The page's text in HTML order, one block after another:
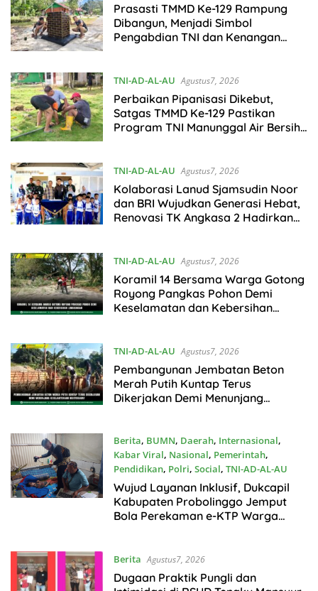
Prasasti TMMD Ke-129 Rampung
Dibangun, Menjadi Simbol
Pengabdian TNI dan Kenangan
TNI-AD-AL-AU Agustus7, 2026
Perbaikan Pipanisasi Dikebut,
Satgas TMMD Ke-129 Pastikan
Program TNI Manunggal Air Bersih
TNI-AD-AL-AU Agustus7, 2026
Kolaborasi Lanud Sjamsudin Noor
dan BRI Wujudkan Generasi Hebat,
Renovasi TK Angkasa 2 Hadirkan
TNI-AD-AL-AU Agustus7, 2026
Koramil 14 Bersama Warga Gotong
Royong Pangkas Pohon Demi
Keselamatan dan Kebersihan
TNI-AD-AL-AU Agustus7, 2026
Pembangunan Jembatan Beton
Merah Putih Kuntap Terus
Dikerjakan Demi Menunjang
Berita, BUMN, Daerah, Internasional,
Kabar Viral, Nasional, Pemerintah,
Pendidikan, Polri, Social, TNI-AD-AL-AU
Agustus7, 2026
Wujud Layanan Inklusif, Dukcapil
Kabupaten Probolinggo Jemput
Bola Perekaman e-KTP Warga
Berita Agustus7, 2026
Dugaan Praktik Pungli dan